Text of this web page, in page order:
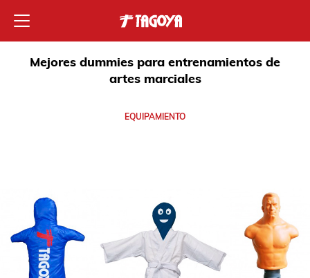
Mejores dummies para entrenamientos de
artes marciales
EQUIPAMIENTO